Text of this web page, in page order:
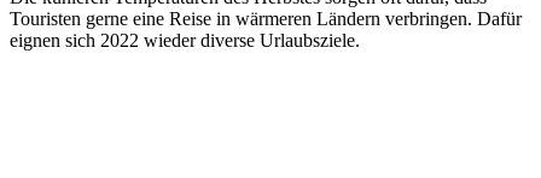
Touristen gerne eine Reise in wärmeren Ländern verbringen. Dafür
eignen sich 2022 wieder diverse Urlaubsziele.